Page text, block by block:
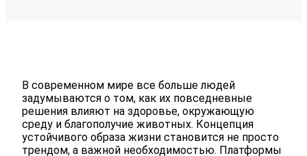
В современном мире все больше людей
задумываются о том, как их повседневные
решения влияют на здоровье, окружающую
среду и благополучие животных. Концепция
устойчивого образа жизни становится не просто
трендом, а важной необходимостью. Платформы